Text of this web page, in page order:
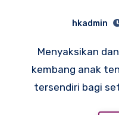
hkadmin
Menyaksikan dan membersamai tumbuh
kembang anak
tersendiri bagi